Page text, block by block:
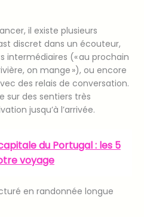
il existe plusieurs
discret dans un écouteur,
intermédiaires (« au prochain
on mange »), ou encore
des relais de conversation.
sur des sentiers très
jusqu’à l’arrivée.
du Portugal : les 5
voyage
en randonnée longue